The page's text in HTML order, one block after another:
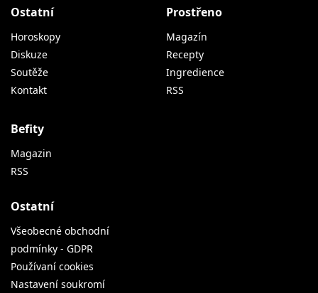
Ostatní
Horoskopy
Diskuze
Soutěže
Kontakt
Prostřeno
Magazín
Recepty
Ingredience
RSS
Befity
Magazin
RSS
Ostatní
Všeobecné obchodní
podmínky - GDPR
Používaní cookies
Nastavení soukromí